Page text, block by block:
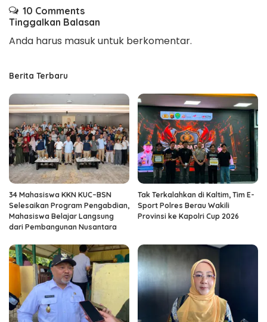
10 Comments
Tinggalkan Balasan
Anda harus masukuntuk berkomentar.
Berita Terbaru
34 Mahasiswa KKN KUC–BSN
Selesaikan Program Pengabdian,
Mahasiswa Belajar Langsung
dari Pembangunan Nusantara
Tak Terkalahkan di Kaltim, Tim E-
Sport Polres Berau Wakili
Provinsi ke Kapolri Cup 2026